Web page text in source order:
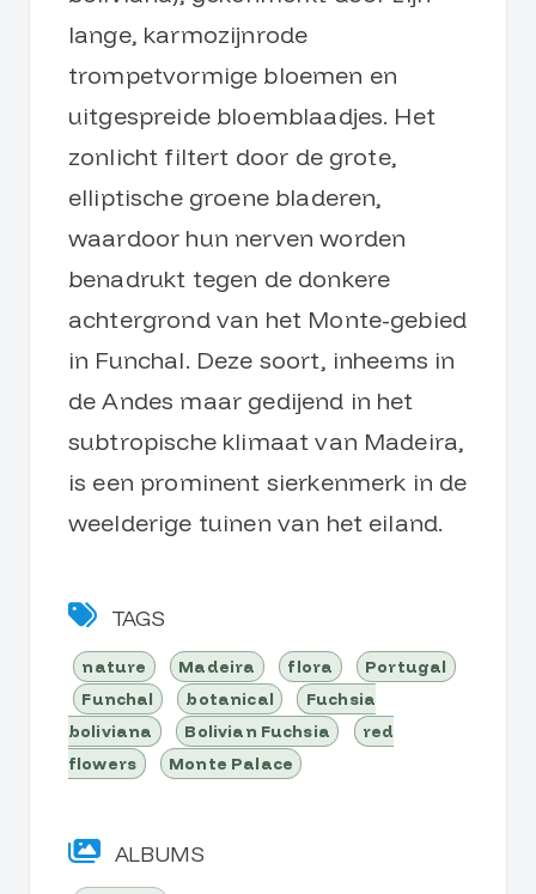
lange, karmozijnrode
trompetvormige bloemen en
uitgespreide bloemblaadjes. Het
zonlicht filtert door de grote,
elliptische groene bladeren,
waardoor hun nerven worden
benadrukt tegen de donkere
achtergrond van het Monte-gebied
in Funchal. Deze soort, inheems in
de Andes maar gedijend in het
subtropische klimaat van Madeira,
is een prominent sierkenmerk in de
weelderige tuinen van het eiland.
TAGS
nature Madeira flora
Portugal
Funchal
botanical
Fuchsia
boliviana
Bolivian Fuchsia
red
flowers
Monte Palace
ALBUMS